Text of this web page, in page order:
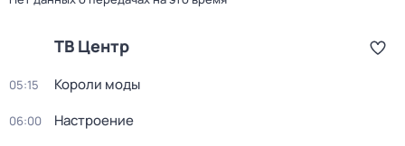
ТВ Центр
05:15 Короли моды
06:00 Настроение